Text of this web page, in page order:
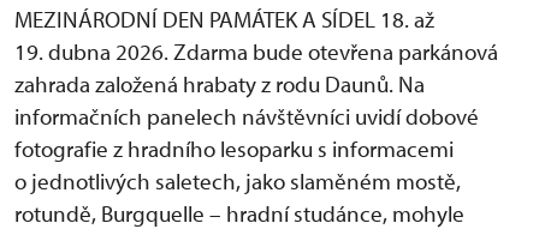
MEZINÁRODNÍ DEN PAMÁTEK A SÍDEL 18. až
19. dubna 2026. Zdarma bude otevřena parkánová
zahrada založená hrabaty z rodu Daunů. Na
informačních panelech návštěvníci uvidí dobové
fotografie z hradního lesoparku s informacemi
o jednotlivých saletech, jako slaměném mostě,
rotundě, Burgquelle – hradní studánce, mohyle